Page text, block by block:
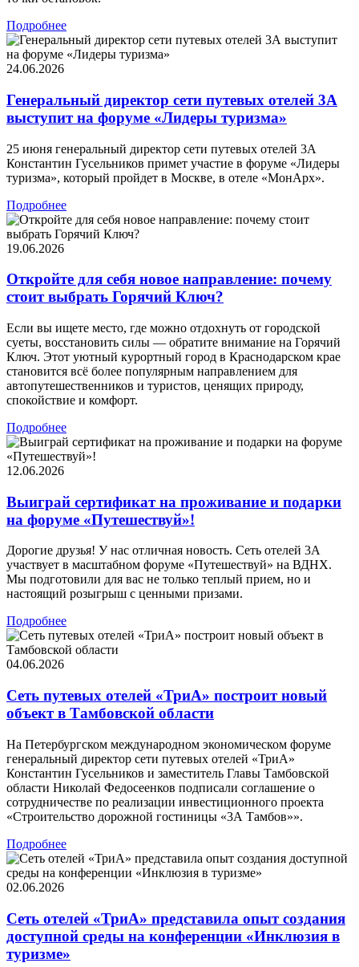
Подробнее
24.06.2026
Генеральный директор сети путевых отелей 3А
выступит на форуме «Лидеры туризма»
25 июня генеральный директор сети путевых отелей 3А
Константин Гусельников примет участие в форуме «Лидеры
туризма», который пройдет в Москве, в отеле «МонАрх».
Подробнее
19.06.2026
Откройте для себя новое направление: почему
стоит выбрать Горячий Ключ?
Если вы ищете место, где можно отдохнуть от городской
суеты, восстановить силы — обратите внимание на Горячий
Ключ. Этот уютный курортный город в Краснодарском крае
становится всё более популярным направлением для
автопутешественников и туристов, ценящих природу,
спокойствие и комфорт.
Подробнее
12.06.2026
Выиграй сертификат на проживание и подарки
на форуме «Путешествуй»!
Дорогие друзья! У нас отличная новость. Сеть отелей 3А
участвует в масштабном форуме «Путешествуй» на ВДНХ.
Мы подготовили для вас не только теплый прием, но и
настоящий розыгрыш с ценными призами.
Подробнее
04.06.2026
Сеть путевых отелей «ТриА» построит новый
объект в Тамбовской области
На Петербургском международном экономическом форуме
генеральный директор сети путевых отелей «ТриА»
Константин Гусельников и заместитель Главы Тамбовской
области Николай Федосеенков подписали соглашение о
сотрудничестве по реализации инвестиционного проекта
«Строительство дорожной гостиницы «3А Тамбов»».
Подробнее
02.06.2026
Сеть отелей «ТриА» представила опыт создания
доступной среды на конференции «Инклюзия в
туризме»